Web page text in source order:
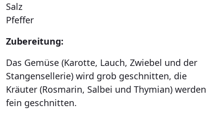
Salz
Pfeffer
Zubereitung:
Das Gemüse (Karotte, Lauch, Zwiebel und der
Stangensellerie) wird grob geschnitten, die
Kräuter (Rosmarin, Salbei und Thymian) werden
fein geschnitten.